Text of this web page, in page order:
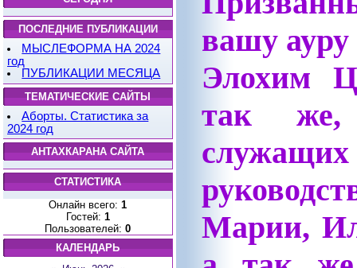
ПОСЛЕДНИЕ ПУБЛИКАЦИИ
МЫСЛЕФОРМА НА 2024
год
ПУБЛИКАЦИИ МЕСЯЦА
ТЕМАТИЧЕСКИЕ САЙТЫ
Аборты. Статистика за
2024 год
АНТАХКАРАНА САЙТА
СТАТИСТИКА
Онлайн всего: 1
Гостей: 1
Пользователей: 0
КАЛЕНДАРЬ
вашу
Элохим
так же,
Марии,